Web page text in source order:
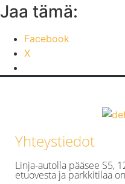
Jaa tämä:
Facebook
X
Yhteystiedot
Linja-autolla pääsee S5,
etuovesta ja parkkitilaa